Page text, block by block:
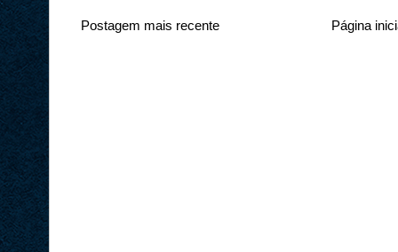
Postagem mais recente Página